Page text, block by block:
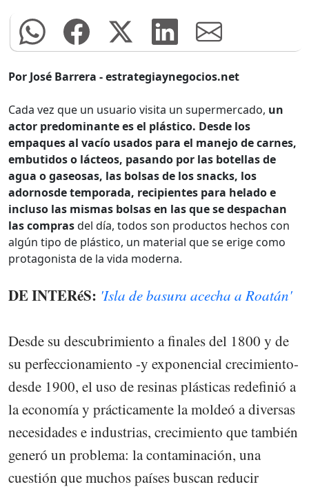
Por José Barrera - estrategiaynegocios.net
Cada vez que un usuario visita un supermercado, un
actor predominante es el plástico. Desde los
empaques al vacío usados para el manejo de carnes,
embutidos o lácteos, pasando por las botellas de
agua o gaseosas, las bolsas de los snacks, los
adornosde temporada, recipientes para helado e
incluso las mismas bolsas en las que se despachan
las comprasdel día, todos son productos hechos con
algún tipo de plástico, un material que se erige como
protagonista de la vida moderna.
DE INTERéS: 'Isla de basura acecha a Roatán'
Desde su descubrimiento a finales del 1800 y de
su perfeccionamiento -y exponencial crecimiento-
desde 1900, el uso de resinas plásticas redefinió a
la economía y prácticamente la moldeó a diversas
necesidades e industrias, crecimiento que también
generó un problema: la contaminación, una
cuestión que muchos países buscan reducir